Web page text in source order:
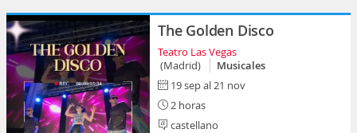
The Golden Disco
Teatro Las Vegas
(Madrid)
Musicales
19 sep al 21 nov
2 horas
castellano